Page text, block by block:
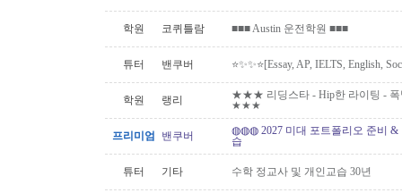
학원 코퀴틀람 ■■■ Austin 운전학원 ■■■
튜터 밴쿠버 ⭐️✨✨⭐️[Essay, AP, IELTS, English,
학원 랭리
★★★ 리딩스타 - Hip한 라이팅 - 폭
★★★
프리미엄 밴쿠버
◍◍◍ 2027 미대 포트폴리오 준비 &
습
튜터 기타 수학 정교사 및 개인교습 30년